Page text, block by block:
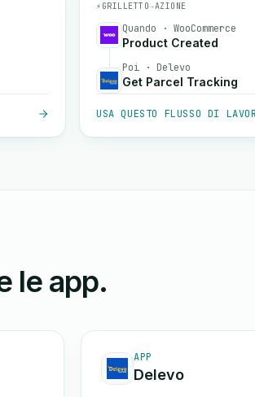
⚡ GRILLETTO→AZIONE
Quando · WooCommerce
Product Created
Poi · Delevo
Get Parcel Tracking
USA QUESTO FLUSSO DI
le app.
APP
Delevo